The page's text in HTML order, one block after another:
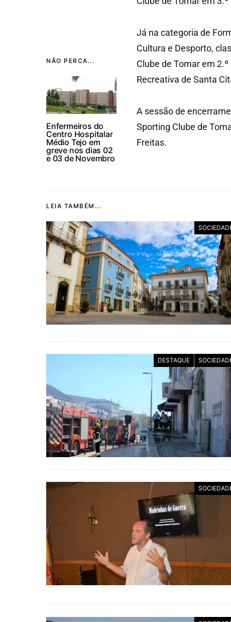
NÃO PERCA...
Enfermeiros do
Centro Hospitalar
Médio Tejo em
greve nos dias 02
e 03 de Novembro
Já na categoria de
Cultura e Desporto,
Clube de Tomar em
Recreativa de Santa
A sessão de
Sporting Clube de
Freitas.
LEIA TAMBÉM...
DESTAQUE